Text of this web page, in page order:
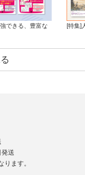
できる、豊富な
[特集]
送
ます。